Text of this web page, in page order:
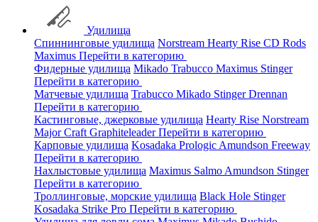
Удилища
Спиннинговые удилища Norstream Hearty Rise CD Rods
Maximus Перейти в категорию
Фидерные удилища Mikado Trabucco Maximus Stinger
Перейти в категорию
Матчевые удилища Trabucco Mikado StingerDrennan
Перейти в категорию
Кастинговые, джерковые удилища Hearty Rise Norstream
Major Craft GraphiteleaderПерейти в категорию
Карповые удилища Kosadaka Prologic Amundson Freeway
Перейти в категорию
Нахлыстовые удилища Maximus Salmo Amundson Stinger
Перейти в категорию
Троллинговые, морские удилища Black Hole Stinger
Kosadaka Strike Pro Перейти в категорию